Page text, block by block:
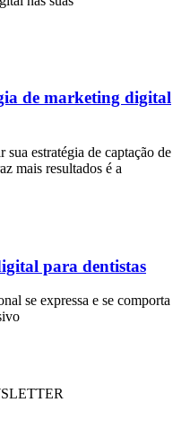
de marketing digital
estratégia de captação de
mais resultados é a
para dentistas
se expressa e se comporta